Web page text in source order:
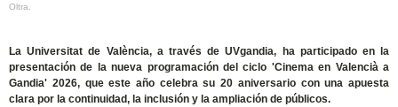
Oltra.
La Universitat de València, a través de UVgandia, ha participado en la
presentación de la nueva programación del ciclo 'Cinema en Valencià a
Gandia' 2026, que este año celebra su 20 aniversario con una apuesta
clara por la continuidad, la inclusión y la ampliación de públicos.